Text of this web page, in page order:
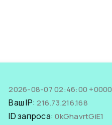
2026-08-07 02:46:00 +0000
Ваш IP:216.73.216.168
ID запроса:0kGhavrtGiE1